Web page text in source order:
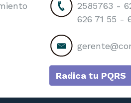
2585763 -
626 71 55 -
Radica tu PQRS